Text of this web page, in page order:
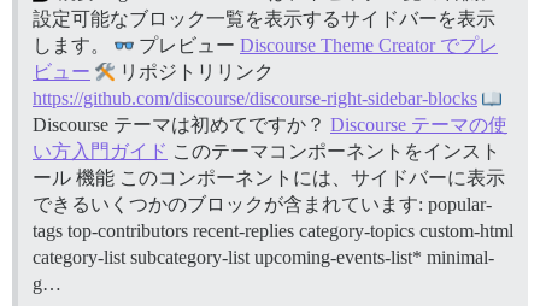
設定可能なブロック一覧を表示するサイドバーを表示
します。
プレビュー Discourse Theme Creator でプレ
ビュー
リポジトリリンク
https://github.com/discourse/discourse-right-sidebar-blocks
Discourse テーマは初めてですか？ Discourse テーマの使
い方入門ガイド このテーマコンポーネントをインスト
ール 機能 このコンポーネントには、サイドバーに表示
できるいくつかのブロックが含まれています: popular-
tags top-contributors recent-replies category-topics custom-html
category-list subcategory-list upcoming-events-list* minimal-
g…